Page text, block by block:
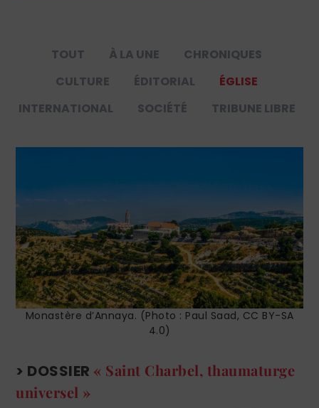
TOUT À LA UNE
CHRONIQUES
CULTURE
ÉDITORIAL
ÉGLISE
INTERNATIONAL
SOCIÉTÉ TRIBUNE LIBRE
Monastère d’Annaya. (Photo : Paul Saad, CC BY-SA
4.0)
> DOSSIER « Saint Charbel, thaumaturge
universel »